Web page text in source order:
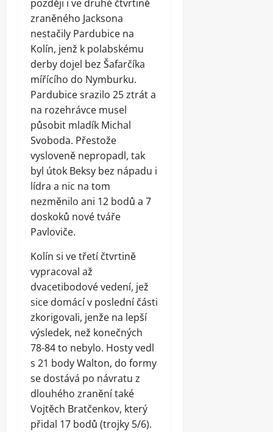
později i ve druhé čtvrtině
zraněného Jacksona
nestačily Pardubice na
Kolín, jenž k polabskému
derby dojel bez Šafarčíka
mířícího do Nymburku.
Pardubice srazilo 25 ztrát a
na rozehrávce musel
působit mladík Michal
Svoboda. Přestože
vysloveně nepropadl, tak
byl útok Beksy bez nápadu i
lídra a nic na tom
nezměnilo ani 12 bodů a 7
doskoků nové tváře
Pavloviče.
Kolín si ve třetí čtvrtině
vypracoval až
dvacetibodové vedení, jež
sice domácí v poslední části
zkorigovali, jenže na lepší
výsledek, než konečných
78-84 to nebylo. Hosty vedl
s 21 body Walton, do formy
se dostává po návratu z
dlouhého zranění také
Vojtěch Bratčenkov, který
přidal 17 bodů (trojky 5/6).